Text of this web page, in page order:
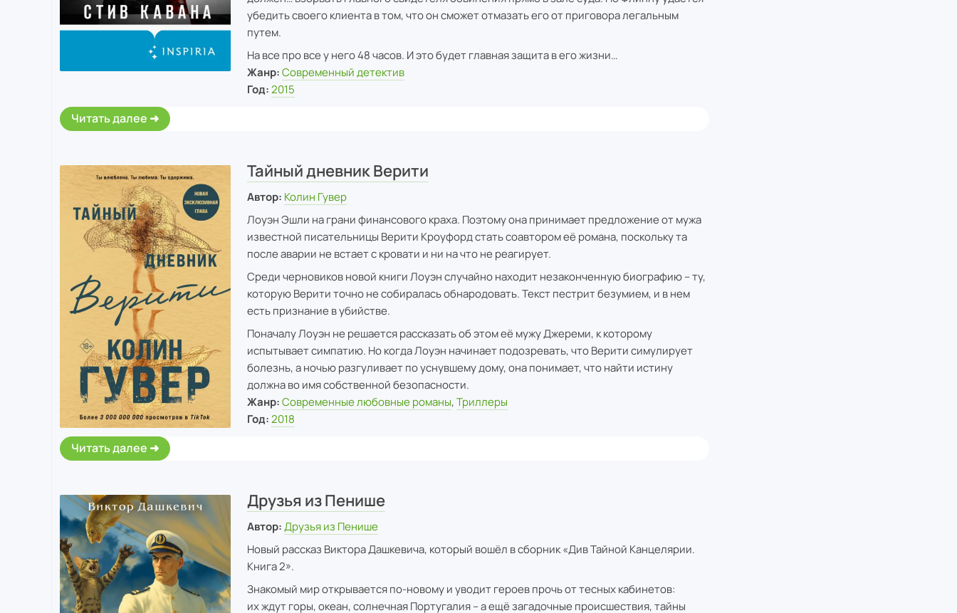
убедить своего клиента в том, что он сможет отмазать его от приговора легальным
путем.
На все про все у него 48 часов. И это будет главная защита в его жизни…
Жанр: Современный детектив
Год: 2015
Читать далее
Тайный дневник Верити
Автор: Колин Гувер
Лоуэн Эшли на грани финансового краха. Поэтому она принимает предложение от мужа
известной писательницы Верити Кроуфорд стать соавтором её романа, поскольку та
после аварии не встает с кровати и ни на что не реагирует.
Среди черновиков новой книги Лоуэн случайно находит незаконченную биографию – ту,
которую Верити точно не собиралась обнародовать. Текст пестрит безумием, и в нем
есть признание в убийстве.
Поначалу Лоуэн не решается рассказать об этом её мужу Джереми, к которому
испытывает симпатию. Но когда Лоуэн начинает подозревать, что Верити симулирует
болезнь, а ночью разгуливает по уснувшему дому, она понимает, что найти истину
должна во имя собственной безопасности.
Жанр: Современные любовные романы,Триллеры
Год: 2018
Читать далее
Друзья из Пенише
Автор: Друзья из Пенише
Новый рассказ Виктора Дашкевича, который вошёл в сборник «Див Тайной Канцелярии.
Книга 2».
Знакомый мир открывается по-новому и уводит героев прочь от тесных кабинетов:
их ждут горы, океан, солнечная Португалия – а ещё загадочные происшествия, тайны